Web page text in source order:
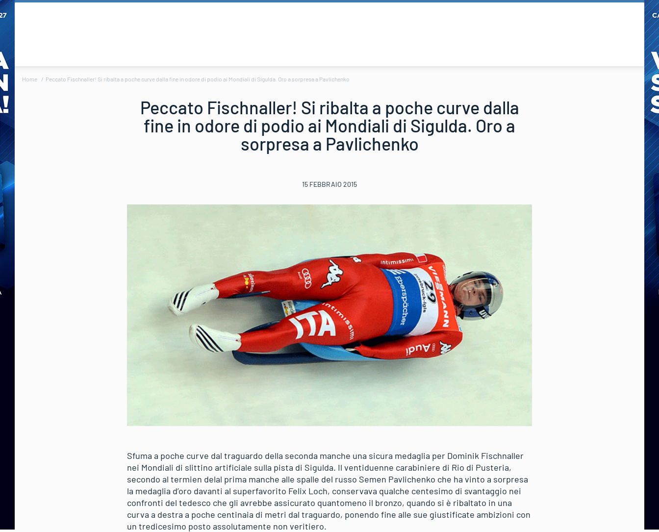
Home Peccato Fischnaller! Si ribalta a poche curve dalla fine in odore di podio ai Mondiali di Sigulda. Oro a sorpresa a Pavlichenko
Peccato Fischnaller! Si ribalta a poche curve dalla
fine in odore di podio ai Mondiali di Sigulda. Oro a
sorpresa a Pavlichenko
15 FEBBRAIO 2015
Sfuma a poche curve dal traguardo della seconda manche una sicura medaglia per Dominik Fischnaller
nei Mondiali di slittino artificiale sulla pista di Sigulda. Il ventiduenne carabiniere di Rio di Pusteria,
secondo al termien delal prima manche alle spalle del russo Semen Pavlichenko che ha vinto a sorpresa
la medaglia d’oro davanti al superfavorito Felix Loch, conservava qualche centesimo di svantaggio nei
confronti del tedesco che gli avrebbe assicurato quantomeno il bronzo, quando si è ribaltato in una
curva a destra a poche centinaia di metri dal traguardo, ponendo fine alle sue giustificate ambizioni con
un tredicesimo posto assolutamente non veritiero.